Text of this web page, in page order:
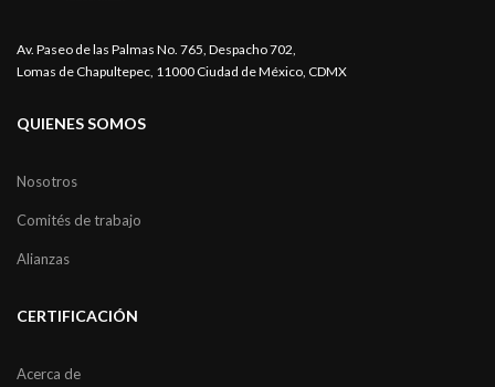
Av. Paseo de las Palmas No. 765, Despacho 702,
Lomas de Chapultepec, 11000 Ciudad de México, CDMX
QUIENES SOMOS
Nosotros
Comités de trabajo
Alianzas
CERTIFICACIÓN
Acerca de